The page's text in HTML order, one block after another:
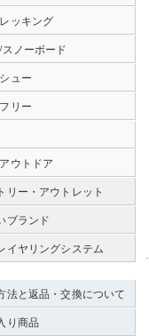
ッキング
スノーボード
ュー
リー
ウトドア
リー・アウトレット
ブランド
イヤリングシステム
法と返品・交換について
り商品